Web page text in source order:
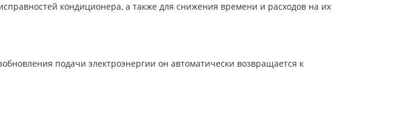
кондиционера, а также для снижения времени и расходов на их
подачи электроэнергии он автоматически возвращается к